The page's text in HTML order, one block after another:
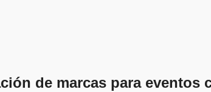
de marcas para eventos